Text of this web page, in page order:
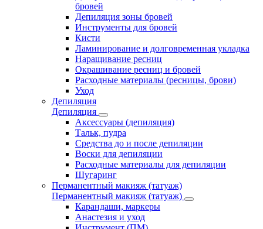
бровей
Депиляция зоны бровей
Инструменты для бровей
Кисти
Ламинирование и долговременная укладка
Наращивание ресниц
Окрашивание ресниц и бровей
Расходные материалы (ресницы, брови)
Уход
Депиляция
Депиляция
Аксессуары (депиляция)
Тальк, пудра
Средства до и после депиляции
Воски для депиляции
Расходные материалы для депиляции
Шугаринг
Перманентный макияж (татуаж)
Перманентный макияж (татуаж)
Карандаши, маркеры
Анастезия и уход